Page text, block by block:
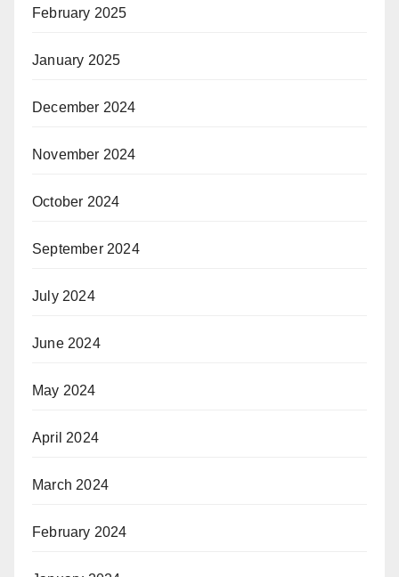
February 2025
January 2025
December 2024
November 2024
October 2024
September 2024
July 2024
June 2024
May 2024
April 2024
March 2024
February 2024